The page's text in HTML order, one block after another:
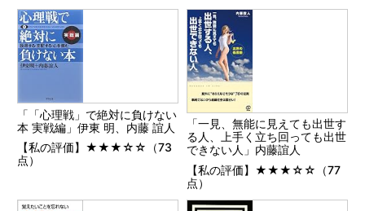
「「心理戦」で絶対に負けない
本 実戦編」伊東 明、内藤 誼人
【私の評価】★★★☆☆（73
点）
「一見、無能に見えても出世す
る人、上手く立ち回っても出世
できない人」内藤誼人
【私の評価】★★★☆☆（77
点）